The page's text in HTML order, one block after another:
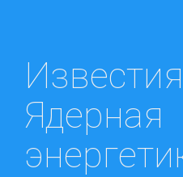
Ядерная